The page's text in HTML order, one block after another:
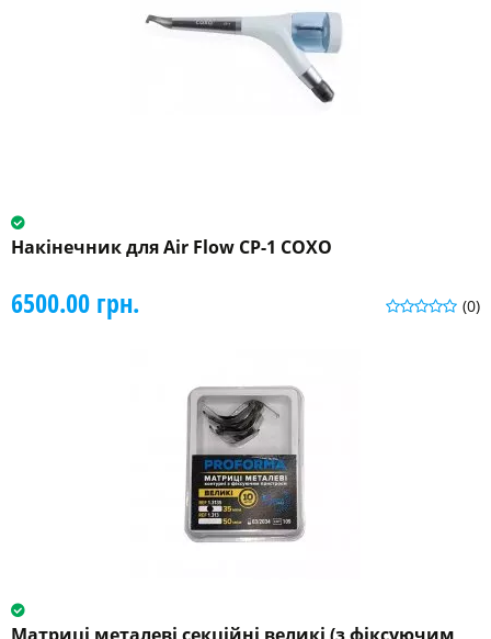
Накінечник для Air Flow CP-1 COXO
(0)
6500.00 грн.